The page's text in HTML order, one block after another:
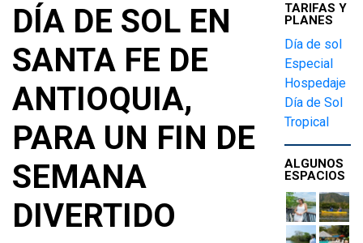
DÍA DE SOL EN
SANTA FE DE
ANTIOQUIA,
PARA UN FIN DE
SEMANA
DIVERTIDO
TARIFAS Y
PLANES
Día de sol
Especial
Hospedaje
Día de Sol
Tropical
ALGUNOS
ESPACIOS